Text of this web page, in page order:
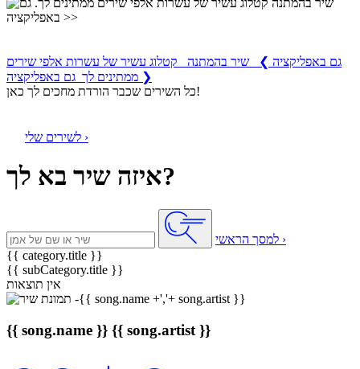
גם באפליקציה ❯
שיר בהמתנה קטלוג עשיר של עשרות אלפי שירים
ממתינים לך גם באפליקציה ❯
כל השירים שכבר הורדת מחכים לך כאן!
לשירים שלי ›
איזה שיר בא לך?
למסך הראשי ›
{{ category.title }}
{{ subCategory.title }}
אין תוצאות
{{ song.name }} {{ song.artist }}